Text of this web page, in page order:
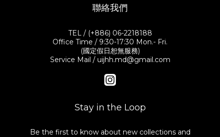
聯絡我們
TEL / (+886) 06-2218188
Office Time / 9:30-17:30 Mon.- Fri.
(國定假日恕無服務)
Service Mail / uijhh.md@gmail.com
Stay in the Loop
Be the first to know about new collections and